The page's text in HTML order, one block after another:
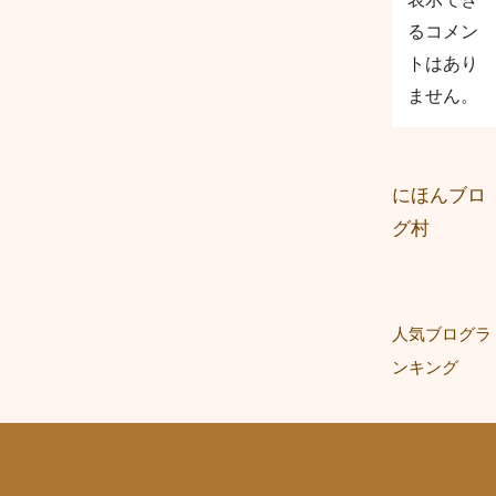
るコメン
トはあり
ません。
にほんブロ
グ村
人気ブログラ
ンキング